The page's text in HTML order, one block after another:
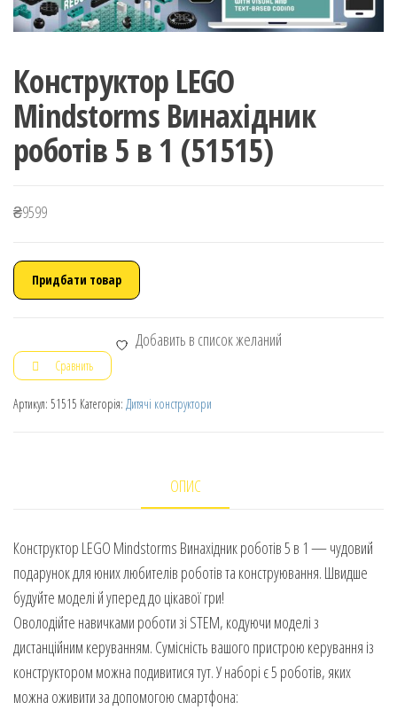
Конструктор LEGO
Mindstorms Винахідник
роботів 5 в 1 (51515)
₴9599
Придбати товар
Добавить в список желаний
Сравнить
Артикул: 51515 Категорія: Дитячі конструктори
ОПИС
Конструктор LEGO Mindstorms Винахідник роботів 5 в 1 — чудовий
подарунок для юних любителів роботів та конструювання. Швидше
будуйте моделі й уперед до цікавої гри!
Оволодійте навичками роботи зі STEM, кодуючи моделі з
дистанційним керуванням. Сумісність вашого пристрою керування із
конструктором можна подивитися тут. У наборі є 5 роботів, яких
можна оживити за допомогою смартфона: